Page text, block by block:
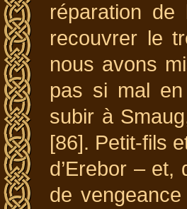
réparation
recouvrer le
nous avons
pas si mal
subir à
[86]. Petit-fils
d’Erebor –
de